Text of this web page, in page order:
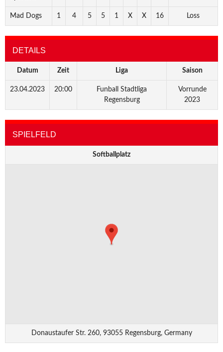
Mad Dogs 1 4 5 5 1 X X 16 Loss
DETAILS
Datum Zeit Liga Saison
23.04.2023 20:00
Funball Stadtliga
Regensburg
Vorrunde
2023
SPIELFELD
Softballplatz
Donaustaufer Str. 260, 93055 Regensburg, Germany